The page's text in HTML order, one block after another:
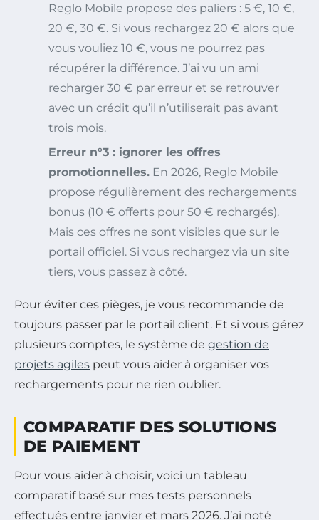
Reglo Mobile propose des paliers : 5 €, 10 €,
20 €, 30 €. Si vous rechargez 20 € alors que
vous vouliez 10 €, vous ne pourrez pas
récupérer la différence. J’ai vu un ami
recharger 30 € par erreur et se retrouver
avec un crédit qu’il n’utiliserait pas avant
trois mois.
Erreur n°3 : ignorer les offres
promotionnelles. En 2026, Reglo Mobile
propose régulièrement des rechargements
bonus (10 € offerts pour 50 € rechargés).
Mais ces offres ne sont visibles que sur le
portail officiel. Si vous rechargez via un site
tiers, vous passez à côté.
Pour éviter ces pièges, je vous recommande de
toujours passer par le portail client. Et si vous gérez
plusieurs comptes, le système de gestion de
projets agiles peut vous aider à organiser vos
rechargements pour ne rien oublier.
COMPARATIF DES SOLUTIONS
DE PAIEMENT
Pour vous aider à choisir, voici un tableau
comparatif basé sur mes tests personnels
effectués entre janvier et mars 2026. J’ai noté